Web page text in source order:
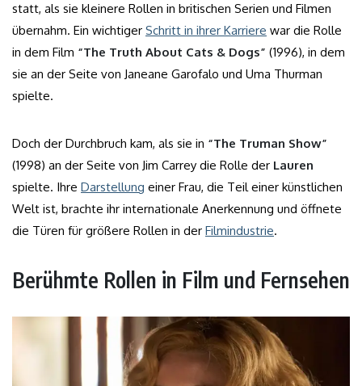
statt, als sie kleinere Rollen in britischen Serien und Filmen
übernahm. Ein wichtiger Schritt in ihrer Karriere war die Rolle
in dem Film “The Truth About Cats & Dogs” (1996), in dem
sie an der Seite von Janeane Garofalo und Uma Thurman
spielte.
Doch der Durchbruch kam, als sie in “The Truman Show”
(1998) an der Seite von Jim Carrey die Rolle der Lauren
spielte. Ihre Darstellung einer Frau, die Teil einer künstlichen
Welt ist, brachte ihr internationale Anerkennung und öffnete
die Türen für größere Rollen in der Filmindustrie.
Berühmte Rollen in Film und Fernsehen